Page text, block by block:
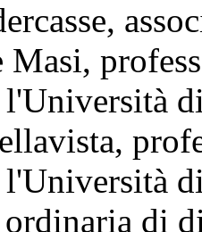
Masi,
ordinaria di